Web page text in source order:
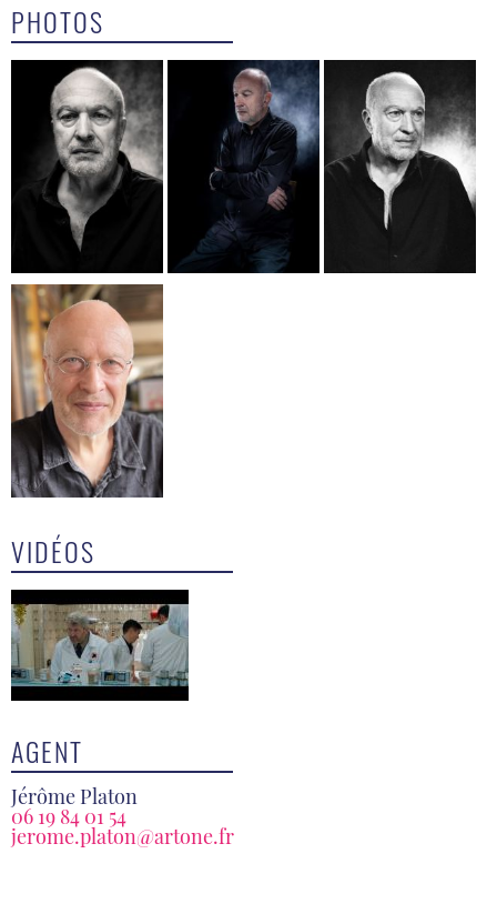
PHOTOS
VIDÉOS
AGENT
Jérôme Platon
06 19 84 01 54
jerome.platon@artone.fr